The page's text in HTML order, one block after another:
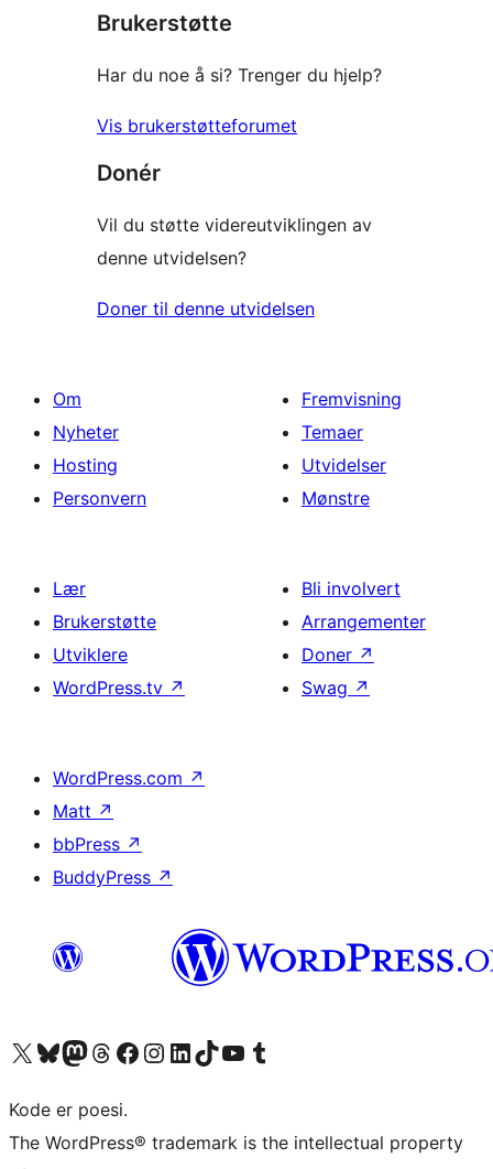
Brukerstøtte
Har du noe å si? Trenger du hjelp?
Vis brukerstøtteforumet
Donér
Vil du støtte videreutviklingen av
denne utvidelsen?
Doner til denne utvidelsen
Om
Nyheter
Hosting
Personvern
Fremvisning
Temaer
Utvidelser
Mønstre
Lær
Brukerstøtte
Utviklere
WordPress.tv ↗
Bli involvert
Arrangementer
Doner ↗
Swag ↗
WordPress.com ↗
Matt ↗
bbPress ↗
BuddyPress ↗
Besøk vår konto på X Visit our Bluesky account
Besøk vår Mastodon-konto
Visit our Threads account
Besøk vår Facebook-sideBesøk vår Instagram-konto
Besøk vår LinkedIn-konto
Visit our TikTok account
Visit our YouTube channel
Visit our Tumblr account
Kode er poesi.
The WordPress® trademark is the intellectual property